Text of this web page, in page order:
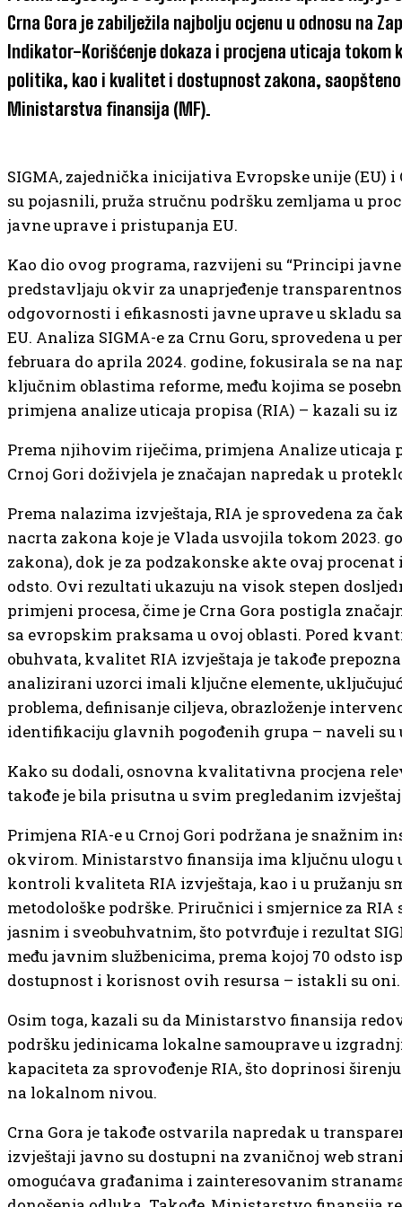
Crna Gora je zabilježila najbolju ocjenu u odnosu na
Indikator-Korišćenje dokaza i procjena uticaja tokom
politika, kao i kvalitet i dostupnost zakona,
Ministarstva finansija (MF).
SIGMA, zajednička inicijativa Evropske unije (EU) i
su pojasnili, pruža stručnu podršku zemljama u
javne uprave i pristupanja EU.
Kao dio ovog programa, razvijeni su “Principi
predstavljaju okvir za unaprjeđenje
odgovornosti i efikasnosti javne uprave u skladu
EU. Analiza SIGMA-e za Crnu Goru, sprovedena u
februara do aprila 2024. godine, fokusirala se na
ključnim oblastima reforme, među kojima se
primjena analize uticaja propisa (RIA) – kazali su iz
Prema njihovim riječima, primjena Analize uticaja
Crnoj Gori doživjela je značajan napredak u
Prema nalazima izvještaja, RIA je sprovedena za
nacrta zakona koje je Vlada usvojila tokom 2023.
zakona), dok je za podzakonske akte ovaj procenat
odsto. Ovi rezultati ukazuju na visok stepen
primjeni procesa, čime je Crna Gora postigla
sa evropskim praksama u ovoj oblasti. Pored
obuhvata, kvalitet RIA izvještaja je takođe
analizirani uzorci imali ključne elemente,
problema, definisanje ciljeva, obrazloženje
identifikaciju glavnih pogođenih grupa – naveli su
Kako su dodali, osnovna kvalitativna procjena
takođe je bila prisutna u svim pregledanim
Primjena RIA-e u Crnoj Gori podržana je snažnim
okvirom. Ministarstvo finansija ima ključnu ulogu
kontroli kvaliteta RIA izvještaja, kao i u pružanju
metodološke podrške. Priručnici i smjernice za RIA
jasnim i sveobuhvatnim, što potvrđuje i rezultat
među javnim službenicima, prema kojoj 70 odsto
dostupnost i korisnost ovih resursa – istakli su oni.
Osim toga, kazali su da Ministarstvo finansija
podršku jedinicama lokalne samouprave u
kapaciteta za sprovođenje RIA, što doprinosi
na lokalnom nivou.
Crna Gora je takođe ostvarila napredak u
izvještaji javno su dostupni na zvaničnoj web
omogućava građanima i zainteresovanim